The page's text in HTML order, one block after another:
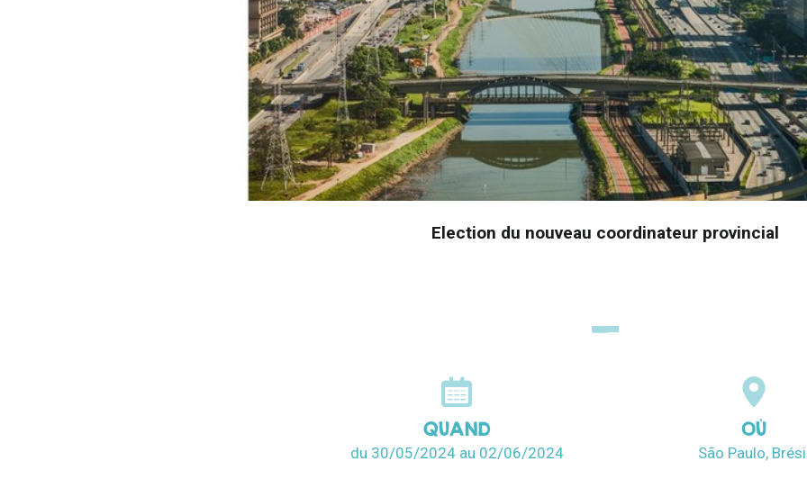
Election du nouveau coordinateur provincial
QUAND
du 30/05/2024 au 02/06/2024
OÙ
São Paulo,